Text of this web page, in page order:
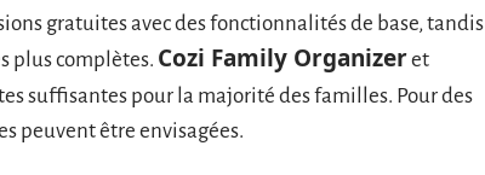
gratuites avec des fonctionnalités de base, tandis
plus complètes. Cozi Family Organizeret
suffisantes pour la majorité des familles. Pour des
peuvent être envisagées.